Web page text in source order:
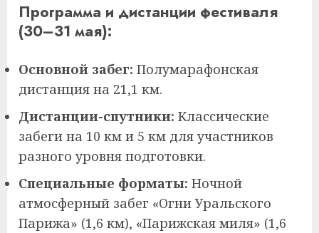
Программа и дистанции фестиваля
(30–31 мая):
Основной забег: Полумарафонская
дистанция на 21,1 км.
Дистанции-спутники: Классические
забеги на 10 км и 5 км для участников
разного уровня подготовки.
Специальные форматы: Ночной
атмосферный забег «Огни Уральского
Парижа» (1,6 км), «Парижская миля» (1,6